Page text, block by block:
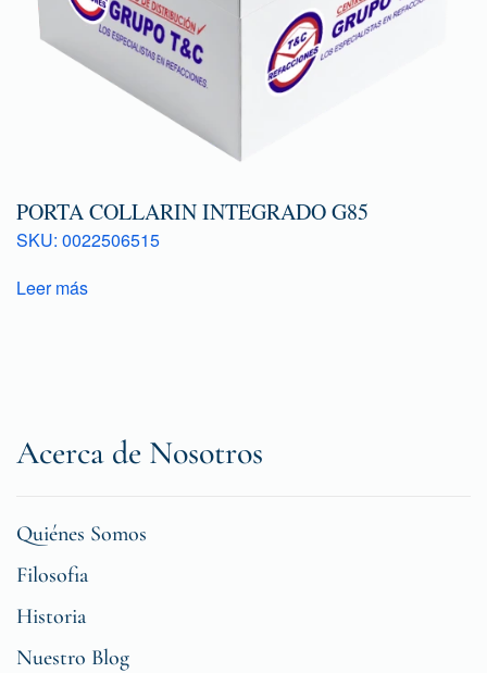
PORTA COLLARIN INTEGRADO G85
SKU: 0022506515
Leer más
Acerca de Nosotros
Quiénes Somos
Filosofia
Historia
Nuestro Blog